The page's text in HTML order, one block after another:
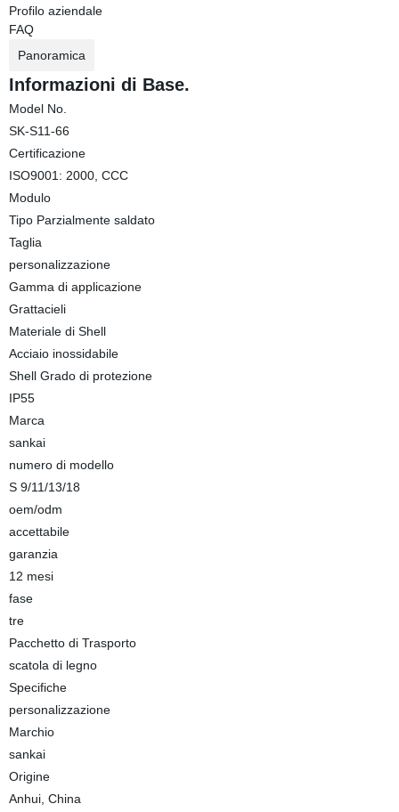
Profilo aziendale
FAQ
Panoramica
Informazioni di Base.
Model No.
SK-S11-66
Certificazione
ISO9001: 2000, CCC
Modulo
Tipo Parzialmente saldato
Taglia
personalizzazione
Gamma di applicazione
Grattacieli
Materiale di Shell
Acciaio inossidabile
Shell Grado di protezione
IP55
Marca
sankai
numero di modello
S 9/11/13/18
oem/odm
accettabile
garanzia
12 mesi
fase
tre
Pacchetto di Trasporto
scatola di legno
Specifiche
personalizzazione
Marchio
sankai
Origine
Anhui, China